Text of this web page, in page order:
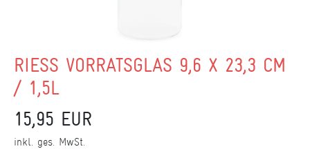
RIESS VORRATSGLAS 9,6 X 23,3 CM
/ 1,5L
15,95 EUR
inkl. ges. MwSt.